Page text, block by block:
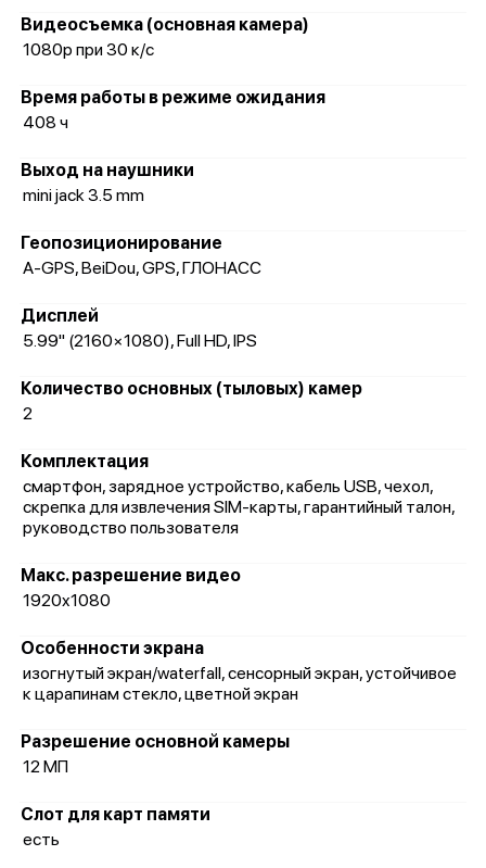
Видеосъемка (основная камера)
1080p при 30 к/с
Время работы в режиме ожидания
408 ч
Выход на наушники
mini jack 3.5 mm
Геопозиционирование
A-GPS, BeiDou, GPS, ГЛОНАСС
Дисплей
5.99" (2160×1080), Full HD, IPS
Количество основных (тыловых) камер
2
Комплектация
смартфон, зарядное устройство, кабель USB, чехол,
скрепка для извлечения SIM-карты, гарантийный талон,
руководство пользователя
Макс. разрешение видео
1920x1080
Особенности экрана
изогнутый экран/waterfall, сенсорный экран, устойчивое
к царапинам стекло, цветной экран
Разрешение основной камеры
12 МП
Слот для карт памяти
есть